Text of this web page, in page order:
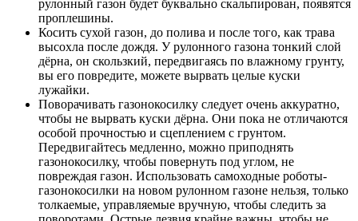
рулонный газон будет буквально скальпирован, появятся
проплешины.
Косить сухой газон, до полива и после того, как трава
высохла после дождя. У рулонного газона тонкий слой
дёрна, он скользкий, передвигаясь по влажному грунту,
вы его повредите, можете вырвать целые куски
лужайки.
Поворачивать газонокосилку следует очень аккуратно,
чтобы не вырвать куски дёрна. Они пока не отличаются
особой прочностью и сцеплением с грунтом.
Передвигайтесь медленно, можно приподнять
газонокосилку, чтобы повернуть под углом, не
повреждая газон. Использовать самоходные роботы-
газонокосилки на новом рулонном газоне нельзя, только
толкаемые, управляемые вручную, чтобы следить за